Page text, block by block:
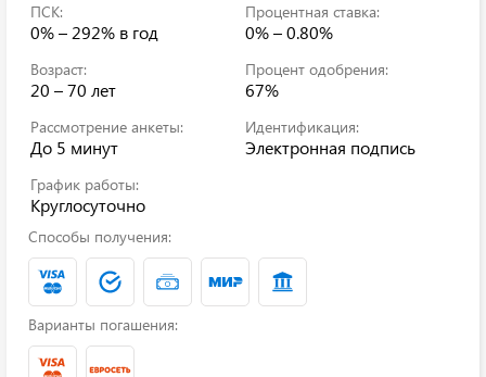
ПСК:
0% – 292% в год
Процентная ставка:
0% – 0.80%
Возраст:
20 – 70 лет
Процент одобрения:
67%
Рассмотрение анкеты:
До 5 минут
Идентификация:
Электронная подпись
График работы:
Круглосуточно
Способы получения:
Варианты погашения: